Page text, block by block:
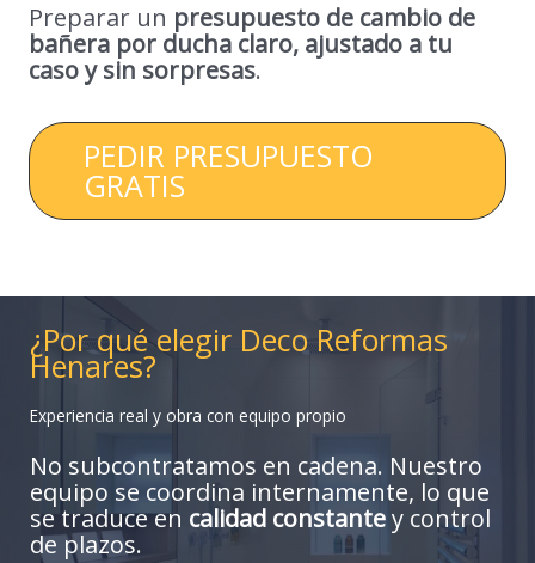
Preparar un presupuesto de cambio de
bañera por ducha claro, ajustado a tu
caso y sin sorpresas.
PEDIR PRESUPUESTO
GRATIS
¿Por qué elegir Deco Reformas
Henares?
Experiencia real y obra con equipo propio
No subcontratamos en cadena. Nuestro
equipo se coordina internamente, lo que
se traduce en calidad constantey control
de plazos.